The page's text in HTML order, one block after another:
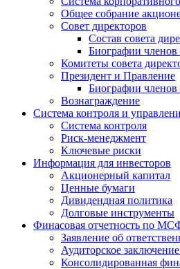
Общее собрание
Совет директоров
Состав совета
Биографии членов
Комитеты совета
Президент и Правление
Биографии членов
Вознаграждение
Система контроля и
Система контроля
Риск-менеджмент
Ключевые риски
Информация для инвесторов
Акционерный капитал
Ценные бумаги
Дивидендная политика
Долговые инструменты
Финасовая отчетность по
Заявление об
Аудиторское
Консолидированная